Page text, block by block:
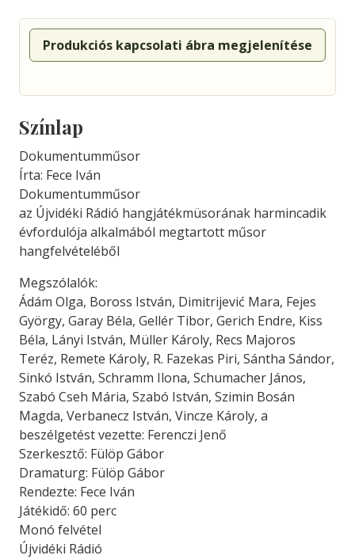
Produkciós kapcsolati ábra megjelenítése
Színlap
Dokumentumműsor
Írta: Fece Iván
Dokumentumműsor
az Újvidéki Rádió hangjátékmüsorának harmincadik
évfordulója alkalmából megtartott műsor
hangfelvételéből
Megszólalók:
Ádám Olga, Boross István, Dimitrijević Mara, Fejes
György, Garay Béla, Gellér Tibor, Gerich Endre, Kiss
Béla, Lányi István, Müller Károly, Recs Majoros
Teréz, Remete Károly, R. Fazekas Piri, Sántha Sándor,
Sinkó István, Schramm Ilona, Schumacher János,
Szabó Cseh Mária, Szabó István, Szimin Bosán
Magda, Verbanecz István, Vincze Károly, a
beszélgetést vezette: Ferenczi Jenő
Szerkesztő: Fülöp Gábor
Dramaturg: Fülöp Gábor
Rendezte: Fece Iván
Játékidő: 60 perc
Monó felvétel
Újvidéki Rádió